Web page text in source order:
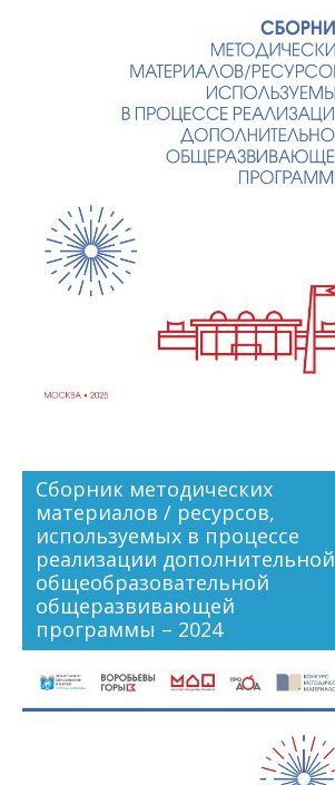
Сборник методических
материалов / ресурсов,
используемых в процессе
реализации дополнительной
общеобразовательной
общеразвивающей
программы – 2024